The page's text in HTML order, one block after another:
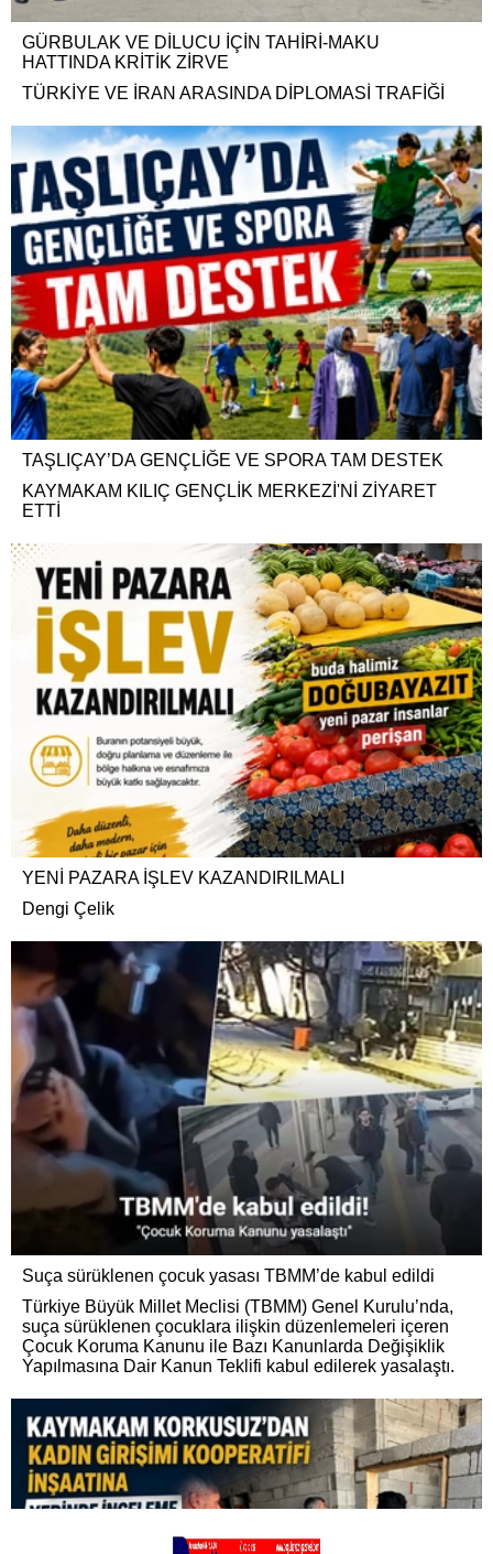
GÜRBULAK VE DİLUCU İÇİN TAHİRİ-MAKU
HATTINDA KRİTİK ZİRVE
TÜRKİYE VE İRAN ARASINDA DİPLOMASİ TRAFİĞİ
TAŞLIÇAY’DA GENÇLİĞE VE SPORA TAM DESTEK
KAYMAKAM KILIÇ GENÇLİK MERKEZİ'Nİ ZİYARET
ETTİ
YENİ PAZARA İŞLEV KAZANDIRILMALI
Dengi Çelik
Suça sürüklenen çocuk yasası TBMM’de kabul edildi
Türkiye Büyük Millet Meclisi (TBMM) Genel Kurulu’nda,
suça sürüklenen çocuklara ilişkin düzenlemeleri içeren
Çocuk Koruma Kanunu ile Bazı Kanunlarda Değişiklik
Yapılmasına Dair Kanun Teklifi kabul edilerek yasalaştı.